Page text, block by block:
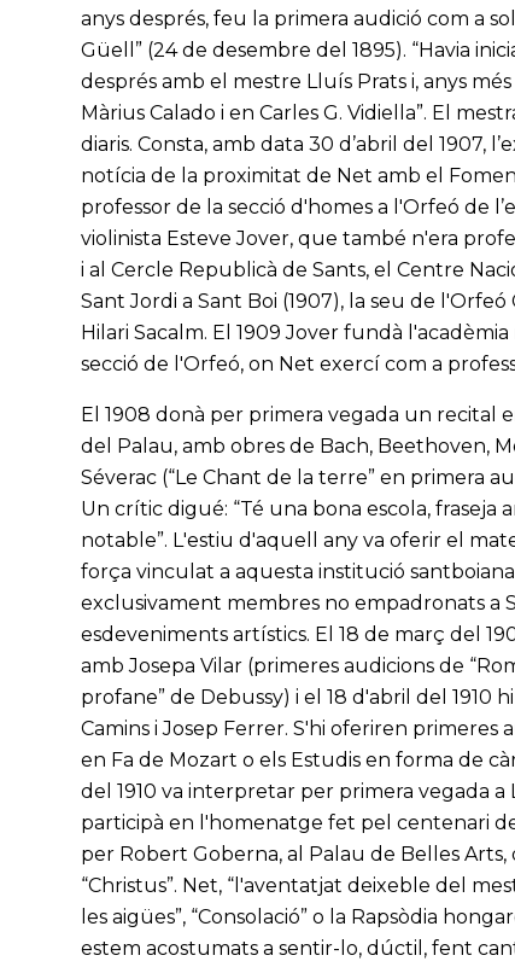
anys després, feu la primera audició com a
Güell” (24 de desembre del 1895). “Havia
després amb el mestre Lluís Prats i, anys
Màrius Calado i en Carles G. Vidiella”. El
diaris. Consta, amb data 30 d’abril del 1907,
notícia de la proximitat de Net amb el
professor de la secció d'homes a l'Orfeó de
violinista Esteve Jover, que també n'era
i al Cercle Republicà de Sants, el Centre
Sant Jordi a Sant Boi (1907), la seu de
Hilari Sacalm. El 1909 Jover fundà
secció de l'Orfeó, on Net exercí com a
El 1908 donà per primera vegada un recital
del Palau, amb obres de Bach, Beethoven,
Séverac (“Le Chant de la terre” en primera
Un crític digué: “Té una bona escola,
notable”. L'estiu d'aquell any va oferir el
força vinculat a aquesta institució
exclusivament membres no empadronats a
esdeveniments artístics. El 18 de març del
amb Josepa Vilar (primeres audicions de
profane” de Debussy) i el 18 d'abril del 1910
Camins i Josep Ferrer. S'hi oferiren primeres
en Fa de Mozart o els Estudis en forma de
del 1910 va interpretar per primera vegada a
participà en l'homenatge fet pel centenari
per Robert Goberna, al Palau de Belles
“Christus”. Net, “l'aventatjat deixeble del
les aigües”, “Consolació” o la Rapsòdia
estem acostumats a sentir-lo, dúctil, fent